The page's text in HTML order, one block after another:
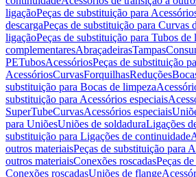
ligaçãoPeças de substituição para
descargaPeças de substituição para Curvas
ligaçãoPeças de substituição para Tubos de
complementaresAbraçadeirasTampas
PETubosAcessóriosPeças de substituição
AcessóriosCurvasForquilhasReduções
substituição para Bocas de limpeza
substituição para Acessórios especiais
SuperTubeCurvasAcessórios especiais
para UniõesUniões de soldaduraLigações
substituição para Ligações de continuidade
outros materiaisPeças de substituição para
outros materiaisConexões roscadasPeças
Conexões roscadasUniões de flange